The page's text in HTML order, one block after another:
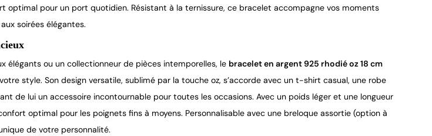
optimal pour un port quotidien. Résistant à la ternissure, ce bracelet accompagne vos moments
soirées élégantes.
élégants ou un collectionneur de pièces intemporelles, le bracelet en argent 925 rhodié oz 18 cm
style. Son design versatile, sublimé par la touche oz, s’accorde avec un t-shirt casual, une robe
de lui un accessoire incontournable pour toutes les occasions. Avec un poids léger et une longueur
optimal pour les poignets fins à moyens. Personnalisable avec une breloque assortie (option à
de votre personnalité.